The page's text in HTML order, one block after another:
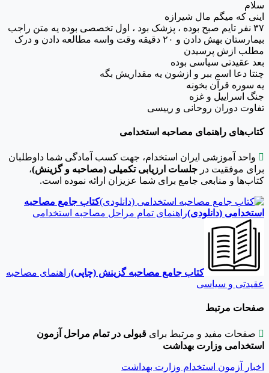
سلام
اینی که میگم مال شیرازه
۳۷ نفر تایم صبح بوده ، پزشک بود ، اول تخصصی بوده یه متن راجب
بیمارستان بهش دادن و ۲۰ دقیقه وقت واسه مطالعه دادن و درک
مطلب ازش پرسیدن
بعد عقیدتی سیاسی بوده
چنتا دعا اسم ببر و ازشون یه مقداریش بگه
یه سوره قرآن بخونه
جنگ اسراییل و غزه
تفاوت دوران روحانی و رییسی
کتاب‌های راهنمای مصاحبه استخدامی
 واحد آموزشی ایران استخدام، جهت کسب آمادگی شما داوطلبان
برای موفقیت در جلسات ارزیابی تکمیلی (مصاحبه و گزینش)،
کتاب‌ها و منابعی جامع برای شما عزیزان ارائه نموده است.
کتاب جامع مصاحبه
استخدامی (دانلودی)راهنمای تمام مراحل مصاحبه استخدامی
کتاب جامع مصاحبه گزینش (چاپی)راهنمای مصاحبه
عقیدتی و سیاسی
صفحات مرتبط
 صفحات مفید و مرتبط برای قبولی در تمام مراحل آزمون
استخدامی وزارت بهداشت
اخبار آزمون استخدام وزارت بهداشت